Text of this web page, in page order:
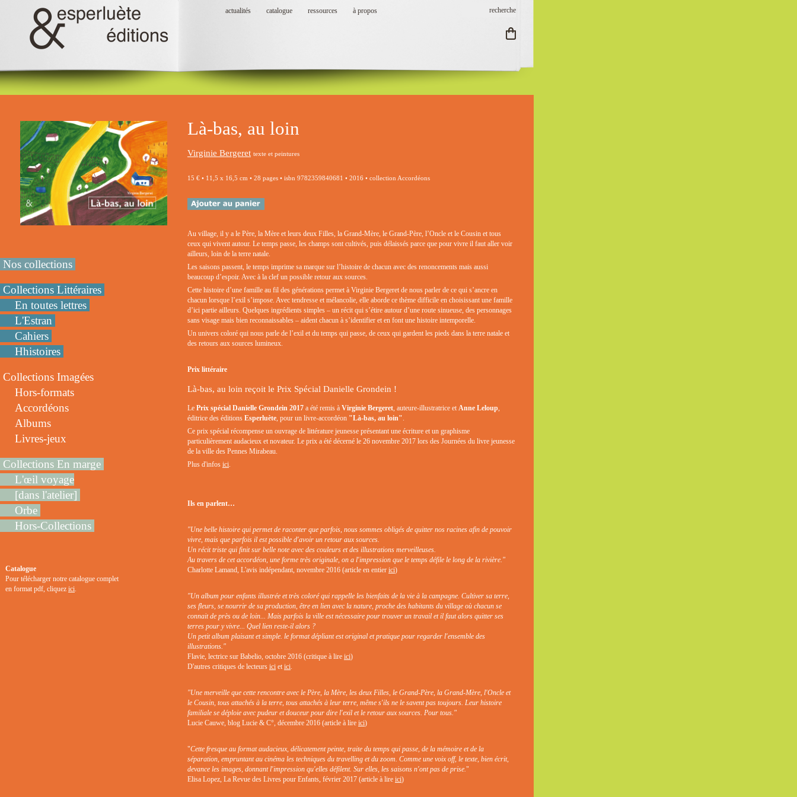
actualités catalogue ressources à propos
Nos collections
Collections Littéraires
En toutes lettres
L'Estran
Cahiers
Hhistoires
Collections Imagées
Hors-formats
Accordéons
Albums
Livres-jeux
Collections En marge
L'œil voyage
[dans l'atelier]
Orbe
Hors-Collections
Catalogue
Pour télécharger notre catalogue complet
en format pdf, cliquez ici.
Là-bas, au loin
Virginie Bergeret texte et peintures
15 € • 11,5 x 16,5 cm • 28 pages • isbn 9782359840681 • 2016 • collection Accordéons
Au village, il y a le Père, la Mère et leurs deux Filles, la Grand-Mère, le Grand-Père, l’Oncle et le Cousin et tous
ceux qui vivent autour. Le temps passe, les champs sont cultivés, puis délaissés parce que pour vivre il faut aller voir
ailleurs, loin de la terre natale.
Les saisons passent, le temps imprime sa marque sur l’histoire de chacun avec des renoncements mais aussi
beaucoup d’espoir. Avec à la clef un possible retour aux sources.
Cette histoire d’une famille au fil des générations permet à Virginie Bergeret de nous parler de ce qui s’ancre en
chacun lorsque l’exil s’impose. Avec tendresse et mélancolie, elle aborde ce thème difficile en choisissant une famille
d’ici partie ailleurs. Quelques ingrédients simples – un récit qui s’étire autour d’une route sinueuse, des personnages
sans visage mais bien reconnaissables – aident chacun à s’identifier et en font une histoire intemporelle.
Un univers coloré qui nous parle de l’exil et du temps qui passe, de ceux qui gardent les pieds dans la terre natale et
des retours aux sources lumineux.
Prix littéraire
Là-bas, au loin reçoit le Prix Spécial Danielle Grondein !
Le Prix spécial Danielle Grondein 2017 a été remis à Virginie Bergeret, auteure-illustratrice et Anne Leloup,
éditrice des éditions Esperluète, pour un livre-accordéon "Là-bas, au loin".
Ce prix spécial récompense un ouvrage de littérature jeunesse présentant une écriture et un graphisme
particulièrement audacieux et novateur. Le prix a été décerné le 26 novembre 2017 lors des Journées du livre jeunesse
de la ville des Pennes Mirabeau.
Plus d'infos ici.
Ils en parlent…
"Une belle histoire qui permet de raconter que parfois, nous sommes obligés de quitter nos racines afin de pouvoir
vivre, mais que parfois il est possible d'avoir un retour aux sources.
Un récit triste qui finit sur belle note avec des couleurs et des illustrations merveilleuses.
Au travers de cet accordéon, une forme très originale, on a l'impression que le temps défile le long de la rivière."
Charlotte Lamand, L'avis indépendant, novembre 2016 (article en entier ici)
"Un album pour enfants illustrée et très coloré qui rappelle les bienfaits de la vie à la campagne. Cultiver sa terre,
ses fleurs, se nourrir de sa production, être en lien avec la nature, proche des habitants du village où chacun se
connait de près ou de loin... Mais parfois la ville est nécessaire pour trouver un travail et il faut alors quitter ses
terres pour y vivre... Quel lien reste-il alors ?
Un petit album plaisant et simple. le format dépliant est original et pratique pour regarder l'ensemble des
illustrations."
Flavie, lectrice sur Babelio, octobre 2016 (critique à lire ici)
D'autres critiques de lecteurs ici et ici.
"Une merveille que cette rencontre avec le Père, la Mère, les deux Filles, le Grand-Père, la Grand-Mère, l'Oncle et
le Cousin, tous attachés à la terre, tous attachés à leur terre, même s'ils ne le savent pas toujours. Leur histoire
familiale se déploie avec pudeur et douceur pour dire l'exil et le retour aux sources. Pour tous."
Lucie Cauwe, blog Lucie & C°, décembre 2016 (article à lire ici)
"Cette fresque au format audacieux, délicatement peinte, traite du temps qui passe, de la mémoire et de la
séparation, empruntant au cinéma les techniques du travelling et du zoom. Comme une voix off, le texte, bien écrit,
devance les images, donnant l'impression qu'elles défilent. Sur elles, les saisons n'ont pas de prise."
Elisa Lopez, La Revue des Livres pour Enfants, février 2017 (article à lire ici)